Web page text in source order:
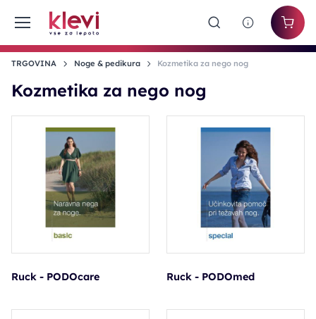
TRGOVINA Noge & pedikura Kozmetika za nego nog
Kozmetika za nego nog
Ruck - PODOcare Ruck - PODOmed